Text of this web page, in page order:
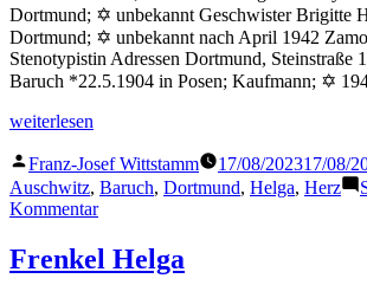
Dortmund; ✡ unbekannt Geschwister Brigitte
Dortmund; ✡ unbekannt nach April 1942
Stenotypistin Adressen Dortmund, Steinstraße
Baruch *22.5.1904 in Posen; Kaufmann; ✡
„Baruch
weiterlesen
Veröffentlicht
von
Franz-Josef Wittstamm 17/08/202317/08/
Auschwitz, Baruch, Dortmund, Helga, Herz
Kommentarzu
Helga
Frenkel Helga